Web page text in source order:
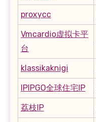
proxycc
Vmcardio虚拟卡平
台
klassikaknigi
IPIPGO全球住宅IP
荔枝IP